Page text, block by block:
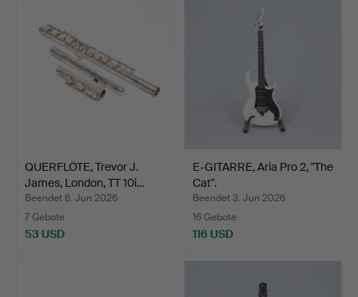
QUERFLÖTE, Trevor J.
James, London, TT 10i…
Beendet 6. Jun 2026
7 Gebote
53 USD
E-GITARRE, Aria Pro 2, "The
Cat".
Beendet 3. Jun 2026
16 Gebote
116 USD